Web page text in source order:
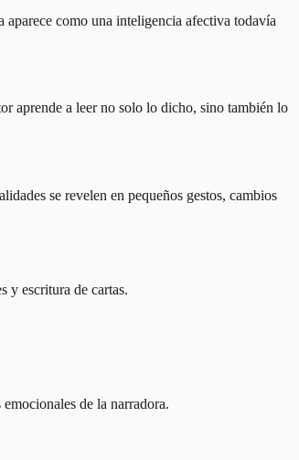
como una inteligencia afectiva todavía
aprende a leer no solo lo dicho, sino también lo
se revelen en pequeños gestos, cambios
y escritura de cartas.
de la narradora.